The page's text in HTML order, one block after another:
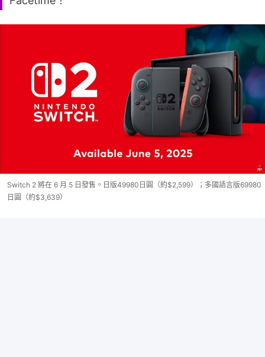
Switch 2 將在 6 月 5 日發售。日版49980日圓（約$2,599）；多國語言版69980
日圓（約$3,639）